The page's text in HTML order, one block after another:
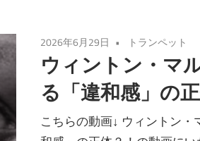
2026年6月29日 トランペット
ウィントン・マ
る「違和感」の
こちらの動画↓ ウィントン